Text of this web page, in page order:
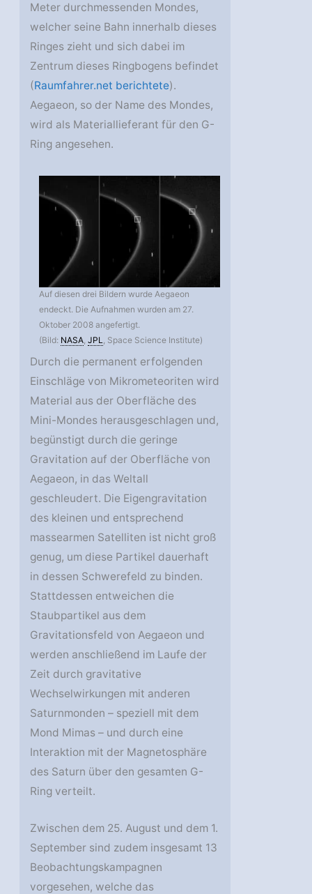
Meter durchmessenden Mondes,
welcher seine Bahn innerhalb dieses
Ringes zieht und sich dabei im
Zentrum dieses Ringbogens befindet
(Raumfahrer.net berichtete).
Aegaeon, so der Name des Mondes,
wird als Materiallieferant für den G-
Ring angesehen.
Auf diesen drei Bildern wurde Aegaeon
endeckt. Die Aufnahmen wurden am 27.
Oktober 2008 angefertigt.
(Bild: NASA,JPL, Space Science Institute)
Durch die permanent erfolgenden
Einschläge von Mikrometeoriten wird
Material aus der Oberfläche des
Mini-Mondes herausgeschlagen und,
begünstigt durch die geringe
Gravitation auf der Oberfläche von
Aegaeon, in das Weltall
geschleudert. Die Eigengravitation
des kleinen und entsprechend
massearmen Satelliten ist nicht groß
genug, um diese Partikel dauerhaft
in dessen Schwerefeld zu binden.
Stattdessen entweichen die
Staubpartikel aus dem
Gravitationsfeld von Aegaeon und
werden anschließend im Laufe der
Zeit durch gravitative
Wechselwirkungen mit anderen
Saturnmonden – speziell mit dem
Mond Mimas – und durch eine
Interaktion mit der Magnetosphäre
des Saturn über den gesamten G-
Ring verteilt.
Zwischen dem 25. August und dem 1.
September sind zudem insgesamt 13
Beobachtungskampagnen
vorgesehen, welche das